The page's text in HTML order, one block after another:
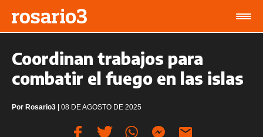
Coordinan trabajos para
combatir el fuego en las islas
Por Rosario3 08 DE AGOSTO DE 2025